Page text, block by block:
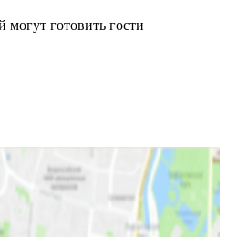
могут готовить гости